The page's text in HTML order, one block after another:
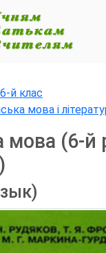
й клас
мова і
мова (6-й